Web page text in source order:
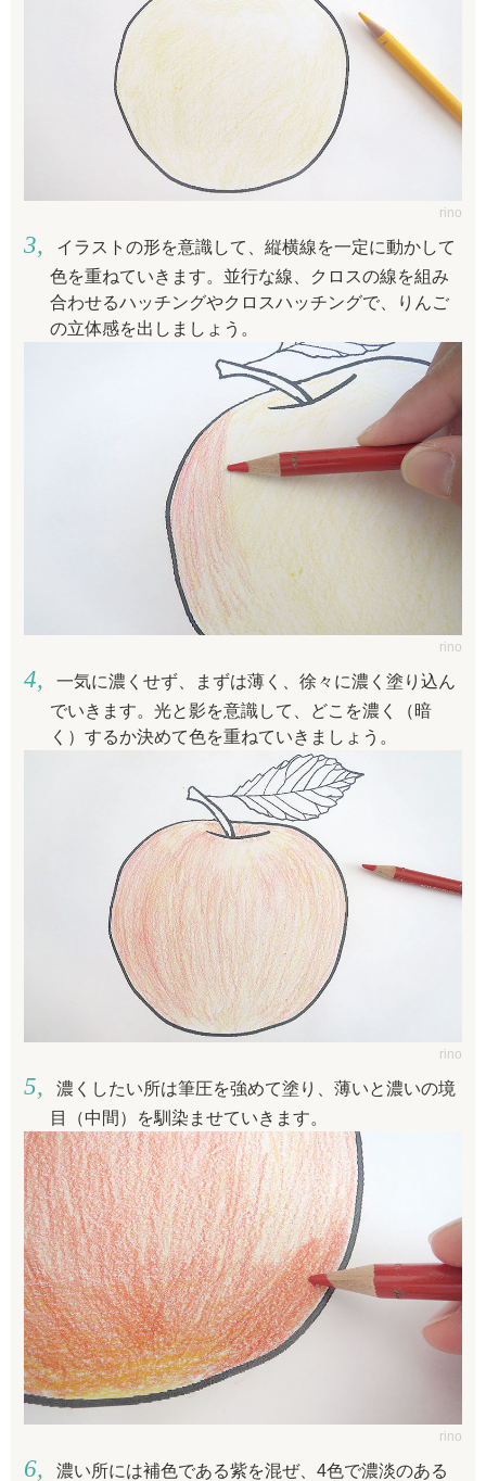
rino
イラストの形を意識して、縦横線を一定に動かして
色を重ねていきます。並行な線、クロスの線を組み
合わせるハッチングやクロスハッチングで、りんご
の立体感を出しましょう。
rino
一気に濃くせず、まずは薄く、徐々に濃く塗り込ん
でいきます。光と影を意識して、どこを濃く（暗
く）するか決めて色を重ねていきましょう。
rino
濃くしたい所は筆圧を強めて塗り、薄いと濃いの境
目（中間）を馴染ませていきます。
rino
濃い所には補色である紫を混ぜ、4色で濃淡のある